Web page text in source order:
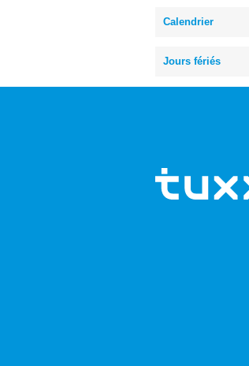
Calendrier
Jours fériés